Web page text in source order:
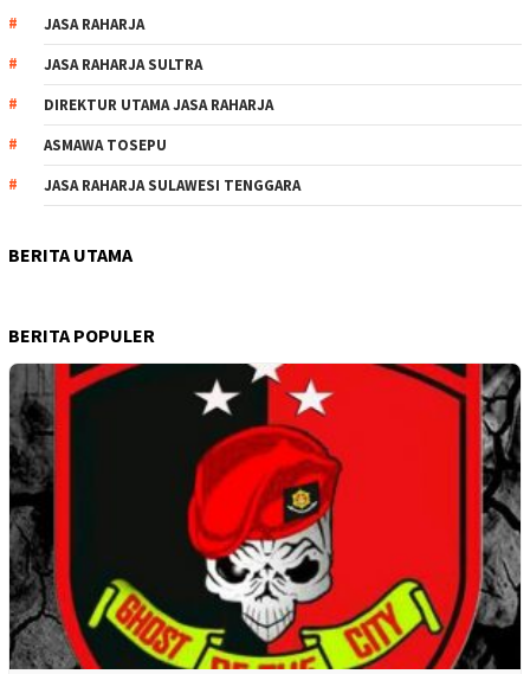
JASA RAHARJA
JASA RAHARJA SULTRA
DIREKTUR UTAMA JASA RAHARJA
ASMAWA TOSEPU
JASA RAHARJA SULAWESI TENGGARA
BERITA UTAMA
BERITA POPULER